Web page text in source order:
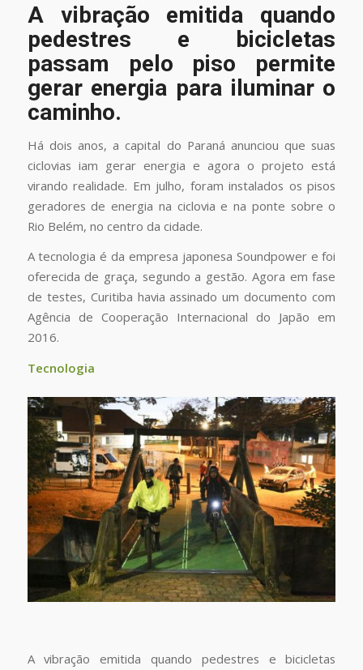
A vibração emitida quando
pedestres e bicicletas
passam pelo piso permite
gerar energia para iluminar o
caminho.
Há dois anos, a capital do Paraná anunciou que suas
ciclovias iam gerar energia e agora o projeto está
virando realidade. Em julho, foram instalados os pisos
geradores de energia na ciclovia e na ponte sobre o
Rio Belém, no centro da cidade.
A tecnologia é da empresa japonesa Soundpower e foi
oferecida de graça, segundo a gestão. Agora em fase
de testes, Curitiba havia assinado um documento com
Agência de Cooperação Internacional do Japão em
2016.
Tecnologia
A vibração emitida quando pedestres e bicicletas